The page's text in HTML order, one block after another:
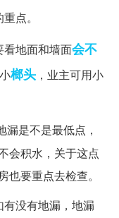
点。
地面和墙面会不
榔头 ，业主可用小
是不是最低点，
会积水，关于这点
要重点去检查。
没有地漏，地漏